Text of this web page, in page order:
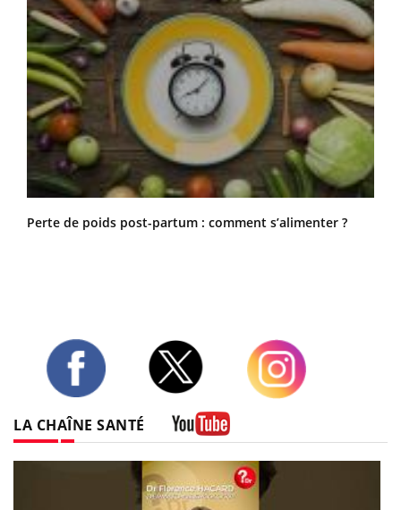
Perte de poids post-partum : comment s’alimenter ?
LA CHAÎNE SANTÉ